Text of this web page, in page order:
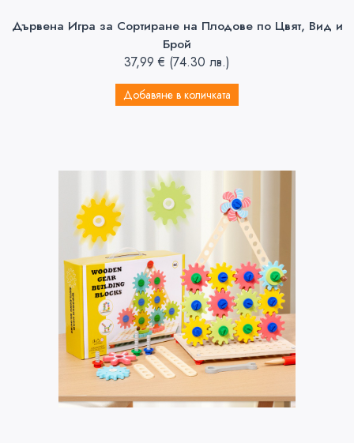
Дървена Игра за Сортиране на Плодове по Цвят, Вид и
Брой
37,99€ (74.30 лв.)
Добавяне в количката